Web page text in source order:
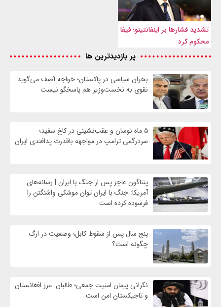
تشدید فشارها بر اینفانتینو؛ فیفا
محکوم کرد
پر بازدیدترین ها
بحران سیاسی در پاکستان؛ خواجه آصف می‌گوید
نقوی به نخست‌وزیر هم پاسخگو نیست
۵ ماه نوسان و عقب‌نشینی در کاخ سفید؛
سردرگمی ترامپ در مواجهه باقدرت پدافندی ایران
پنتاگون عاجز پس از جنگ با ایران | رسانه‌های
آمریکا: جنگ با ایران توان موشکی واشنگتن را
فرسوده کرده است
پنج سال پس از سقوط کابل؛ وضعیت در ارگ
چگونه است؟
نگرانی پیمان امنیت جمعی؛ طالبان: مرز افغانستان
و تاجیکستان امن است